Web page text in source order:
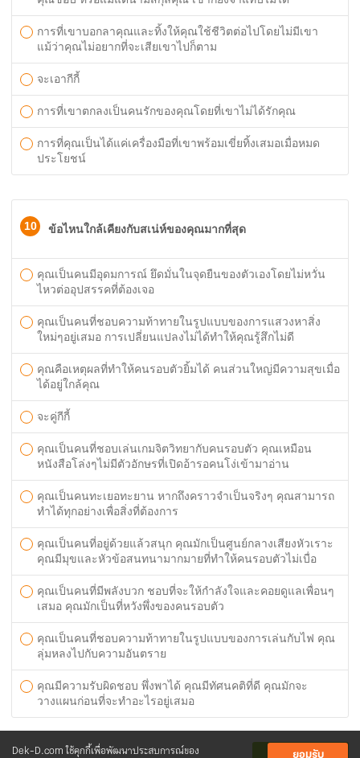
Dek-D.com ใช้คุกกี้เพื่อพัฒนาประสบการณ์ของ ยอมรับ
การที่เขาบอกลาคุณและทิ้งให้คุณใช้ชีวิตต่อไปโดยไม่มีเขา
แม้ว่าคุณไม่อยากที่จะเสียเขาไปก็ตาม
จะเอากีกี้
การที่เขาตกลงเป็นคนรักของคุณโดยที่เขาไม่ได้รักคุณ
การที่คุณเป็นได้แค่เครื่องมือที่เขาพร้อมเขี่ยทิ้งเสมอเมื่อหมด
ประโยชน์
10 ข้อไหนใกล้เคียงกับสเน่ห์ของคุณมากที่สุด
คุณเป็นคนมีอุดมการณ์ ยึดมั่นในจุดยืนของตัวเองโดยไม่หวั่น
ไหวต่ออุปสรรคที่ต้องเจอ
คุณเป็นคนที่ชอบความท้าทายในรูปแบบของการแสวงหาสิ่ง
ใหม่ๆอยู่เสมอ การเปลี่ยนแปลงไม่ได้ทำให้คุณรู้สึกไม่ดี
คุณคือเหตุผลที่ทำให้คนรอบตัวยิ้มได้ คนส่วนใหญ่มีความสุขเมื่อ
ได้อยู่ใกล้คุณ
จะคู่กีกี้
คุณเป็นคนที่ชอบเล่นเกมจิตวิทยากับคนรอบตัว คุณเหมือน
หนังสือโล่งๆไม่มีตัวอักษรที่เปิดอ้ารอคนโง่เข้ามาอ่าน
คุณเป็นคนทะเยอทะยาน หากถึงคราวจำเป็นจริงๆ คุณสามารถ
ทำได้ทุกอย่างเพื่อสิ่งที่ต้องการ
คุณเป็นคนที่อยู่ด้วยแล้วสนุก คุณมักเป็นศูนย์กลางเสียงหัวเราะ
คุณมีมุขและหัวข้อสนทนามากมายที่ทำให้คนรอบตัวไม่เบื่อ
คุณเป็นคนที่มีพลังบวก ชอบที่จะให้กำลังใจและคอยดูแลเพื่อนๆ
เสมอ คุณมักเป็นที่หวังพึ่งของคนรอบตัว
คุณเป็นคนที่ชอบความท้าทายในรูปแบบของการเล่นกับไฟ คุณ
ลุ่มหลงไปกับความอันตราย
คุณมีความรับผิดชอบ พึ่งพาได้ คุณมีทัศนคติที่ดี คุณมักจะ
วางแผนก่อนที่จะทำอะไรอยู่เสมอ